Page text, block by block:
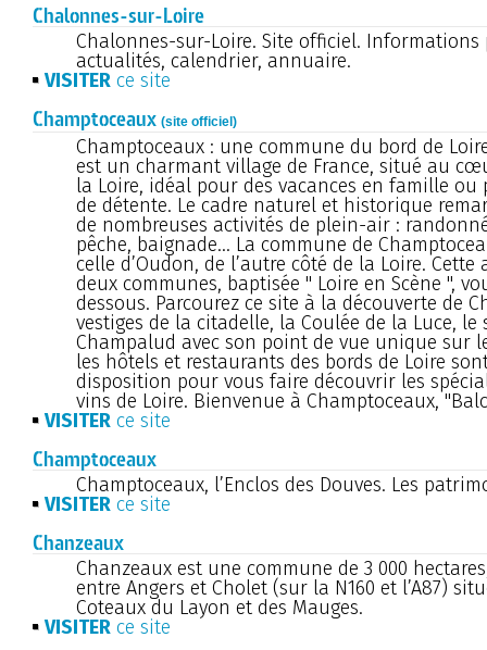
Chalonnes-sur-Loire
Chalonnes-sur-Loire. Site officiel. Informations
actualités, calendrier, annuaire.
VISITER ce site
Champtoceaux (site officiel)
Champtoceaux : une commune du bord de
est un charmant village de France, situé au
la Loire, idéal pour des vacances en famille
de détente. Le cadre naturel et historique
de nombreuses activités de plein-air :
pêche, baignade… La commune de
celle d’Oudon, de l’autre côté de la Loire. Cette
deux communes, baptisée " Loire en Scène ",
dessous. Parcourez ce site à la découverte de
vestiges de la citadelle, la Coulée de la Luce, le
Champalud avec son point de vue unique sur
les hôtels et restaurants des bords de Loire
disposition pour vous faire découvrir les
vins de Loire. Bienvenue à Champtoceaux,
VISITER ce site
Champtoceaux
Champtoceaux, l’Enclos des Douves. Les
VISITER ce site
Chanzeaux
Chanzeaux est une commune de 3 000
entre Angers et Cholet (sur la N160 et l’A87)
Coteaux du Layon et des Mauges.
VISITER ce site